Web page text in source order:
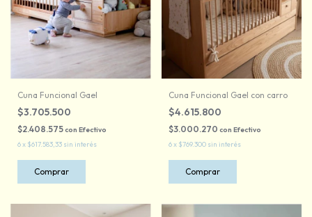
Cuna Funcional Gael
$3.705.500
$2.408.575con Efectivo
6x $617.583,33 sin interés
Cuna Funcional Gael con carro
$4.615.800
$3.000.270 con Efectivo
6x $769.300 sin interés